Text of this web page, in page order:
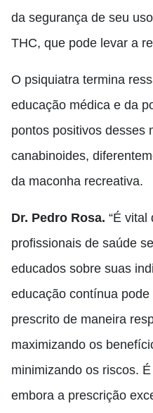
da segurança de seu
THC, que pode levar a
O psiquiatra termina
educação médica e da
pontos positivos desses
canabinoides,
da maconha recreativa.
Dr. Pedro Rosa. “É vital
profissionais de saúde
educados sobre suas
educação contínua
prescrito de maneira
maximizando os
minimizando os riscos.
embora a prescrição